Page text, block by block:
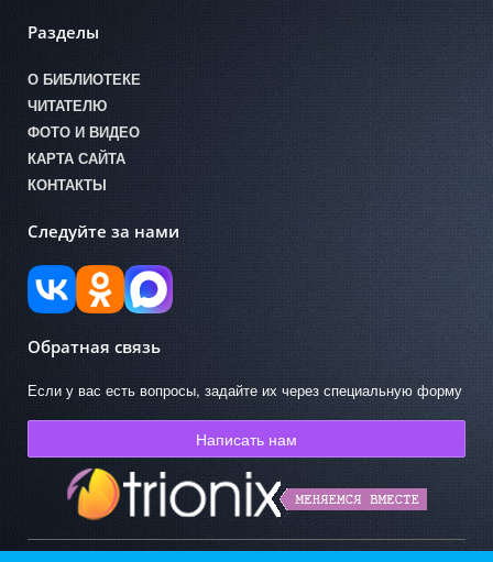
Разделы
О БИБЛИОТЕКЕ
ЧИТАТЕЛЮ
ФОТО И ВИДЕО
КАРТА САЙТА
КОНТАКТЫ
Следуйте за нами
Обратная связь
Если у вас есть вопросы, задайте их через специальную форму
Написать нам